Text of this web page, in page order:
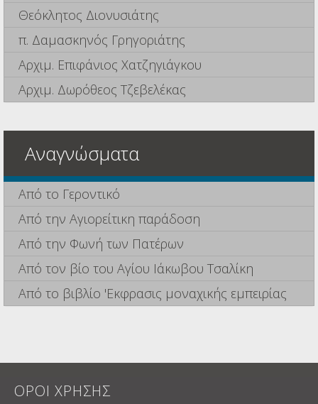
Θεόκλητος Διονυσιάτης
π. Δαμασκηνός Γρηγοριάτης
Αρχιμ. Επιφάνιος Χατζηγιάγκου
Αρχιμ. Δωρόθεος Τζεβελέκας
Αναγνώσματα
Από το Γεροντικό
Από την Αγιορείτικη παράδοση
Από την Φωνή των Πατέρων
Από τον βίο του Αγίου Ιάκωβου Τσαλίκη
Από το βιβλίο 'Εκφρασις μοναχικής εμπειρίας
ΟΡΟΙ ΧΡΗΣΗΣ